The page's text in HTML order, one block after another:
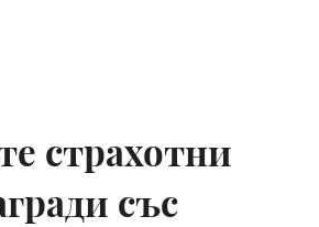
страхотни
със